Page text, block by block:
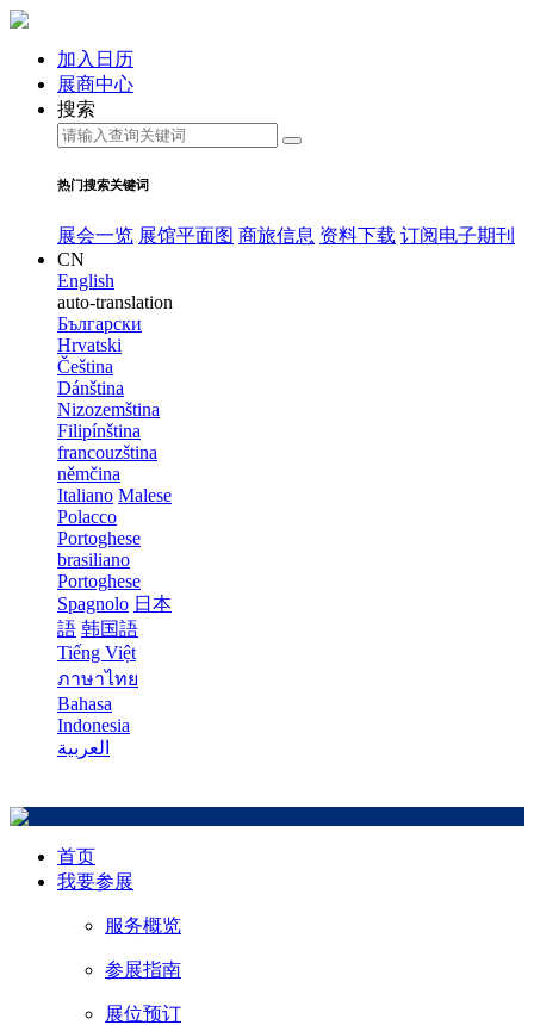
加入日历
展商中心
搜索
热门搜索关键词
展会一览 展馆平面图 商旅信息 资料下载 订阅电子期刊
CN
English
auto-translation
Български
Hrvatski
Čeština
Dánština
Nizozemština
Filipínština
francouzština
němčina
Italiano Malese
Polacco
Portoghese
brasiliano
Portoghese
Spagnolo 日本
語 韩国語
Tiếng Việt
ภาษาไทย
Bahasa
Indonesia
العربية
首页
我要参展
服务概览
参展指南
展位预订